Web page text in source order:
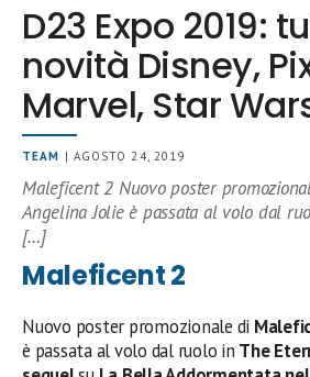
D23 Expo 2019:
novità Disney,
Marvel, Star
TEAM | AGOSTO 24, 2019
Maleficent 2 Nuovo poster
Angelina Jolie è passata al volo dal
[…]
Maleficent 2
Nuovo poster promozionale di
è passata al volo dal ruolo in The